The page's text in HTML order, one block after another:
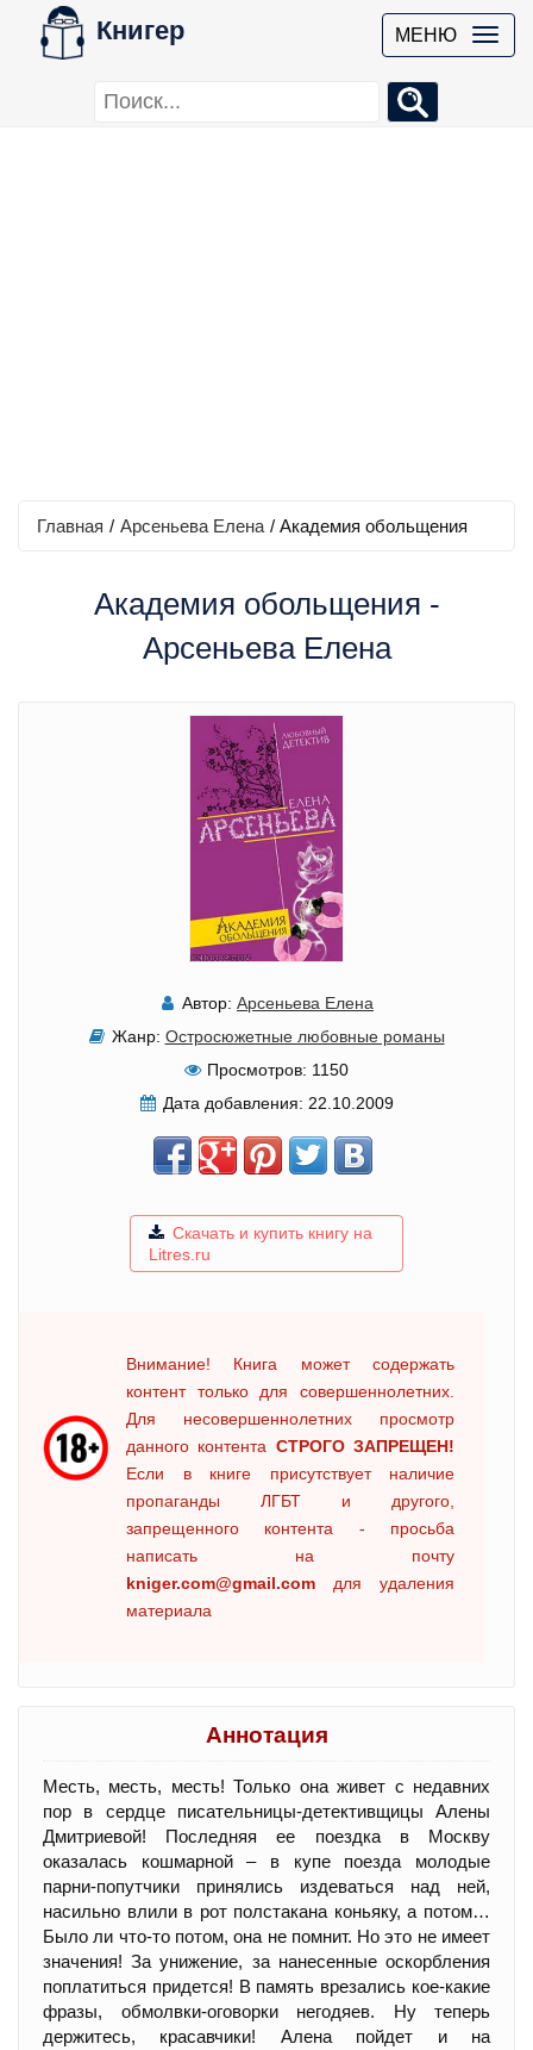
Книгер МЕНЮ
Главная / Арсеньева Елена / Академия обольщения
Академия обольщения -
Арсеньева Елена
Автор: Арсеньева Елена
Жанр: Остросюжетные любовные романы
Просмотров: 1150
Дата добавления: 22.10.2009
Скачать и купить книгу на
Litres.ru
Внимание! Книга может содержать
контент только для совершеннолетних.
Для несовершеннолетних просмотр
данного контента СТРОГО ЗАПРЕЩЕН!
Если в книге присутствует наличие
пропаганды ЛГБТ и другого,
запрещенного контента - просьба
написать на почту
kniger.com@gmail.com для удаления
материала
Аннотация
Месть, месть, месть! Только она живет с недавних
пор в сердце писательницы-детективщицы Алeны
Дмитриевой! Последняя ее поездка в Москву
оказалась кошмарной – в купе поезда молодые
парни-попутчики принялись издеваться над ней,
насильно влили в рот полстакана коньяку, а потом…
Было ли что-то потом, она не помнит. Но это не имеет
значения! За унижение, за нанесенные оскорбления
поплатиться придется! В память врезались кое-какие
фразы, обмолвки-оговорки негодяев. Ну теперь
держитесь, красавчики! Алeна пойдет и на